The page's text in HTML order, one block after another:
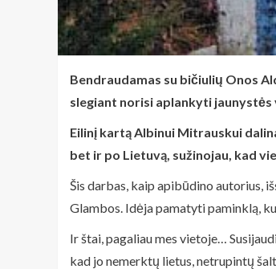
Bendraudamas su bičiulių Onos
slegiant norisi aplankyti
Eilinį kartą Albinui Mitrauskui
bet ir po Lietuvą, sužinojau, kad
Šis darbas, kaip apibūdino autorius,
Glambos. Idėja pamatyti paminklą,
Ir štai, pagaliau mes vietoje…
kad jo nemerktų lietus, netrupintų